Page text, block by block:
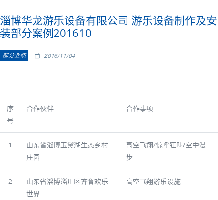
淄博华龙游乐设备有限公司 游乐设备制作及安
装部分案例201610
部分业绩 2016/11/04
序
号
合作伙伴 合作事项
1
山东省淄博玉黛湖生态乡村
庄园
高空飞翔/惊呼狂叫/空中漫
步
2
山东省淄博淄川区齐鲁欢乐
世界
高空飞翔游乐设施